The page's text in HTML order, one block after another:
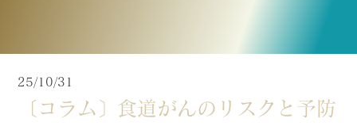
25/10/31
〔コラム〕食道がんのリスクと予防